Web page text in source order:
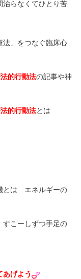
らなくてひとり苦
」をつなぐ臨床心
的行動法の記事や神
的行動法とは
とは エネルギーの
こーしずつ手足の
あげよう